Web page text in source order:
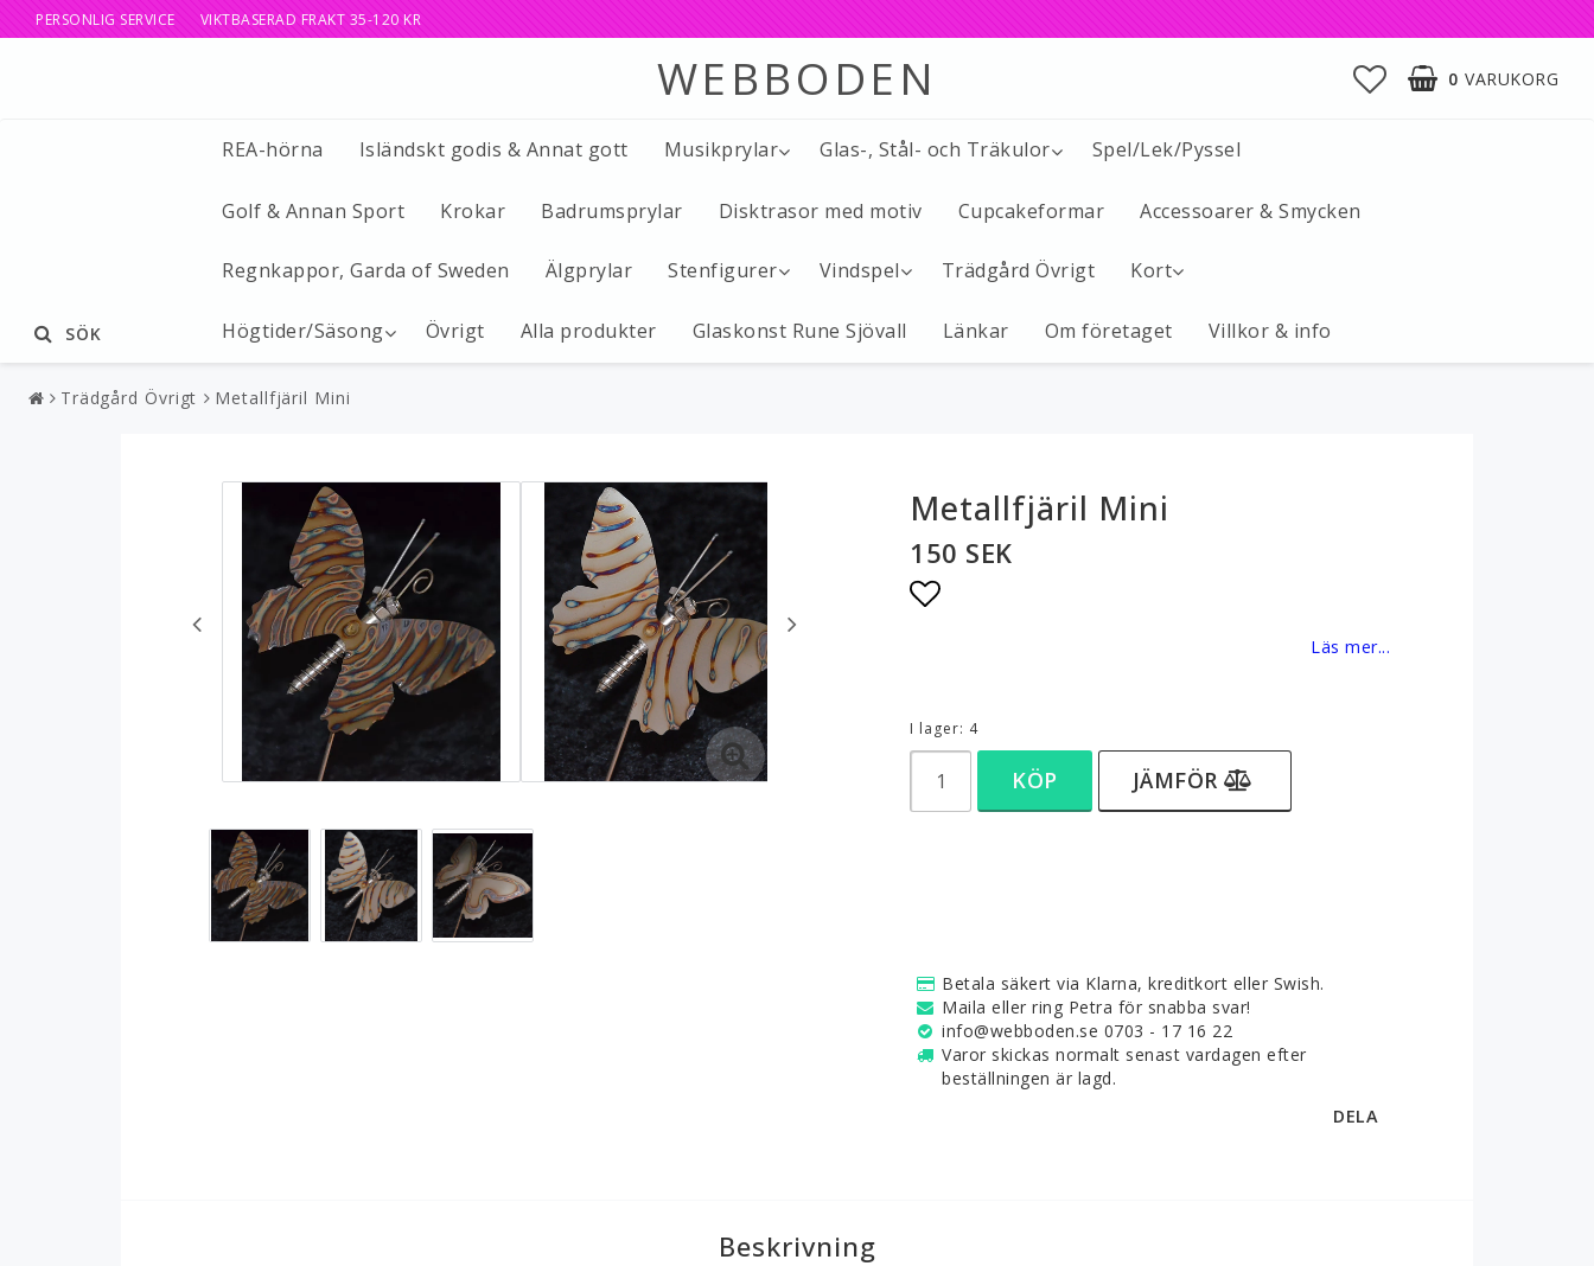
PERSONLIG SERVICE VIKTBASERAD FRAKT 35-120 KR
WEBBODEN 0 VARUKORG
REA-hörna Isländskt godis & Annat gott Musikprylar Glas-, Stål- och Träkulor Spel/Lek/Pyssel
Golf & Annan Sport Krokar Badrumsprylar Disktrasor med motiv Cupcakeformar Accessoarer & Smycken
Regnkappor, Garda of Sweden Älgprylar Stenfigurer Vindspel Trädgård Övrigt Kort
Högtider/Säsong Övrigt Alla produkter Glaskonst Rune Sjövall Länkar Om företaget Villkor & info
SÖK
Trädgård Övrigt Metallfjäril Mini
Metallfjäril Mini
150 SEK
Läs mer...
I lager: 4
KÖP JÄMFÖR
Betala säkert via Klarna, kreditkort eller Swish.
Maila eller ring Petra för snabba svar!
info@webboden.se 0703 - 17 16 22
Varor skickas normalt senast vardagen efter
beställningen är lagd.
DELA
Beskrivning